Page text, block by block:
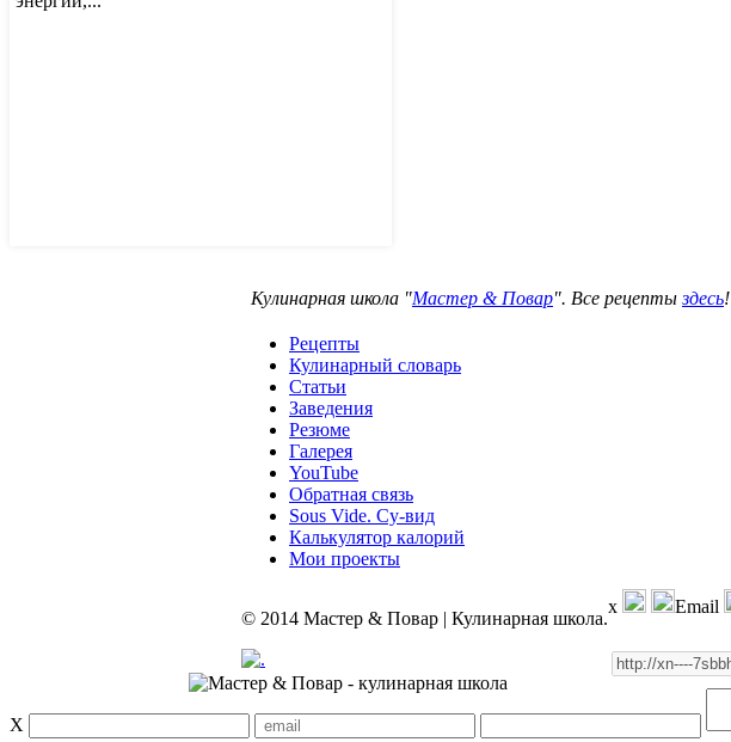
Кулинарная школа "Мастер & Повар". Все рецептыздесь!
Рецепты
Кулинарный словарь
Статьи
Заведения
Резюме
Галерея
YouTube
Обратная связь
Sous Vide. Су-вид
Калькулятор калорий
Мои проекты
© 2014 Мастер & Повар | Кулинарная школа.
x Email
X